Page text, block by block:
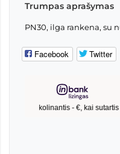
Trumpas aprašymas
PN30, ilga rankena, su
Facebook Twitter